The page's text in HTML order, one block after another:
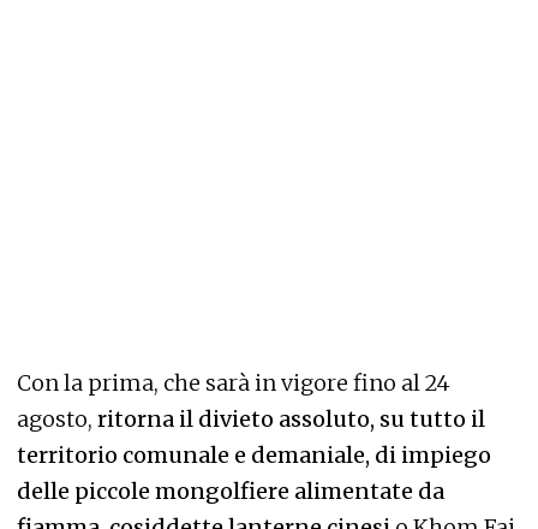
Con la prima, che sarà in vigore fino al 24
agosto, ritorna il divieto assoluto, su tutto il
territorio comunale e demaniale, di impiego
delle piccole mongolfiere alimentate da